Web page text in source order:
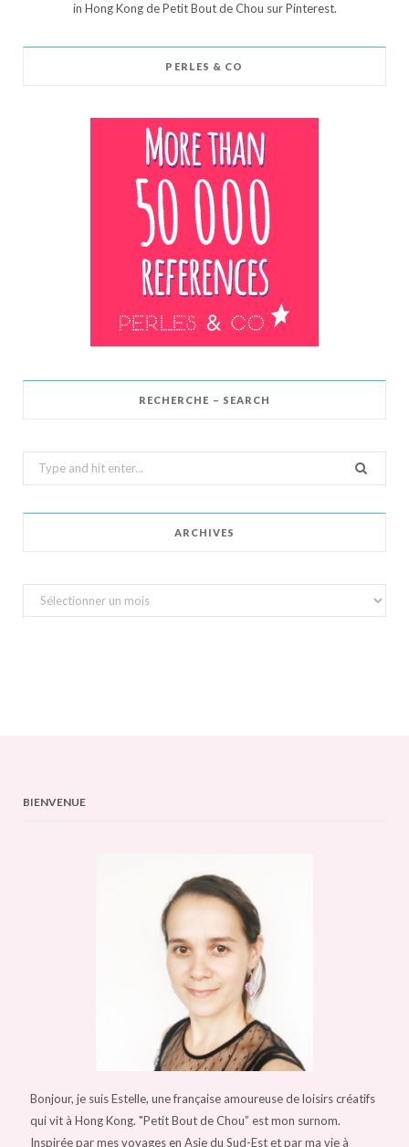
in Hong Kong de Petit Bout de Chou sur Pinterest.
PERLES & CO
RECHERCHE – SEARCH
Search
for:
ARCHIVES
Archives
BIENVENUE
Bonjour, je suis Estelle, une française amoureuse de loisirs créatifs
qui vit à Hong Kong. "Petit Bout de Chou” est mon surnom.
Inspirée par mes voyages en Asie du Sud-Est et par ma vie à